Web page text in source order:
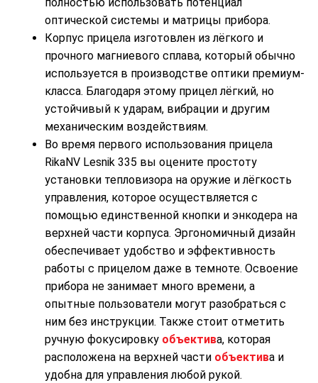
полностью использовать потенциал
оптической системы и матрицы прибора.
Корпус прицела изготовлен из лёгкого и
прочного магниевого сплава, который обычно
используется в производстве оптики премиум-
класса. Благодаря этому прицел лёгкий, но
устойчивый к ударам, вибрации и другим
механическим воздействиям.
Во время первого использования прицела
RikaNV Lesnik 335 вы оцените простоту
установки тепловизора на оружие и лёгкость
управления, которое осуществляется с
помощью единственной кнопки и энкодера на
верхней части корпуса. Эргономичный дизайн
обеспечивает удобство и эффективность
работы с прицелом даже в темноте. Освоение
прибора не занимает много времени, а
опытные пользователи могут разобраться с
ним без инструкции. Также стоит отметить
ручную фокусировку объектива, которая
расположена на верхней части объектива и
удобна для управления любой рукой.